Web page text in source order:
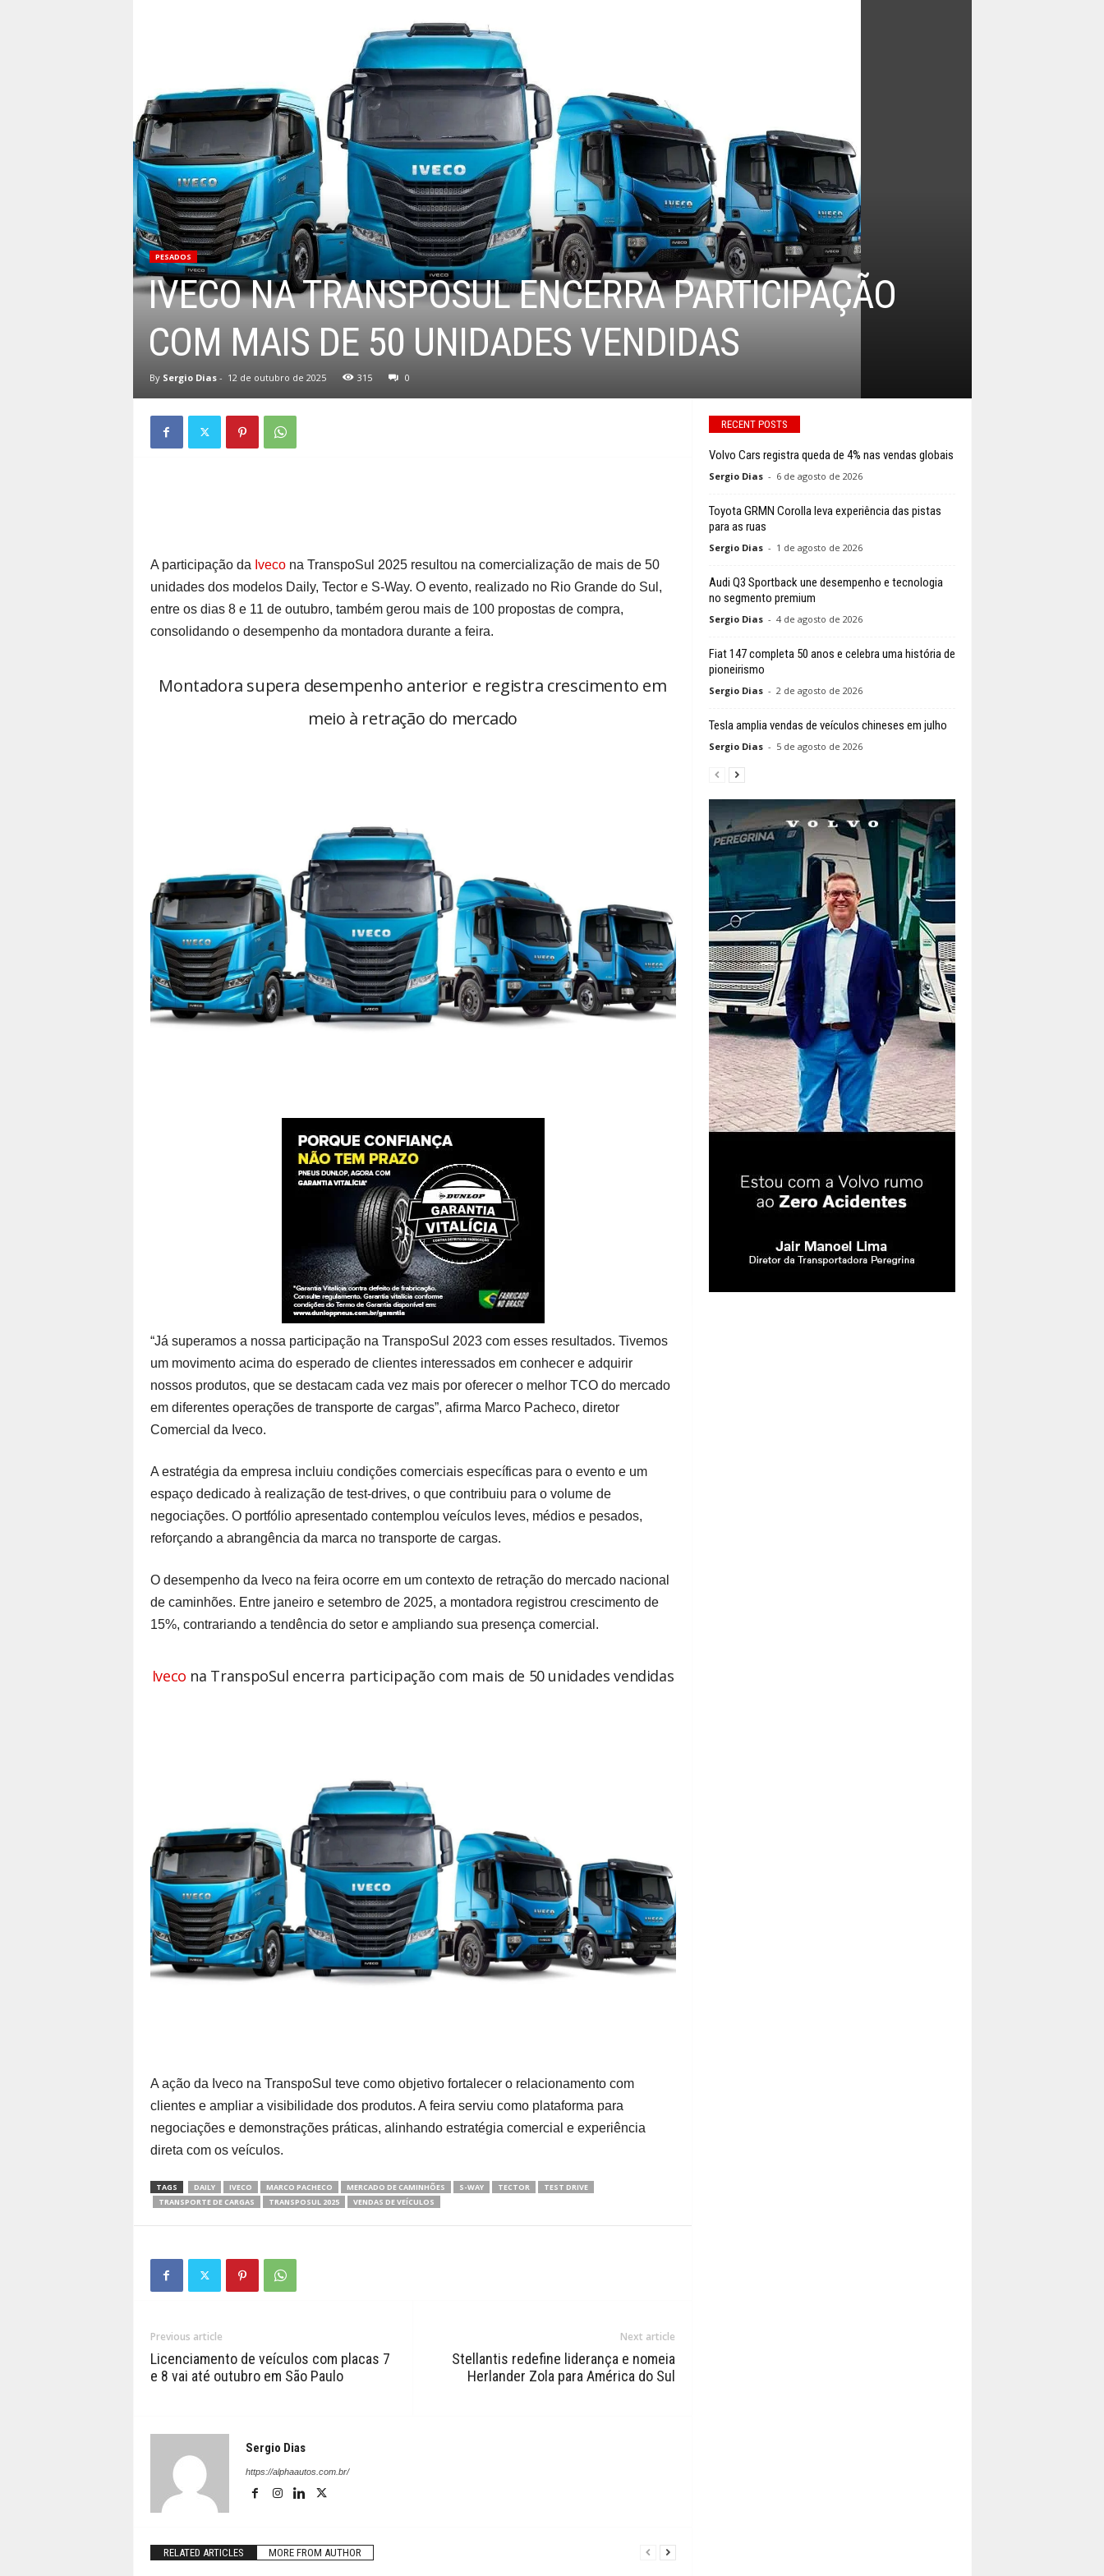
PESADOS
IVECO NA TRANSPOSUL ENCERRA PARTICIPAÇÃO
COM MAIS DE 50 UNIDADES VENDIDAS
By Sergio Dias- 12 de outubro de 2025 315 0
A participação da Ivecona TranspoSul 2025 resultou na comercialização de mais de 50
unidades dos modelos Daily, Tector e S-Way. O evento, realizado no Rio Grande do Sul,
entre os dias 8 e 11 de outubro, também gerou mais de 100 propostas de compra,
consolidando o desempenho da montadora durante a feira.
Montadora supera desempenho anterior e registra crescimento em
meio à retração do mercado
“Já superamos a nossa participação na TranspoSul 2023 com esses resultados. Tivemos
um movimento acima do esperado de clientes interessados em conhecer e adquirir
nossos produtos, que se destacam cada vez mais por oferecer o melhor TCO do mercado
em diferentes operações de transporte de cargas”, afirma Marco Pacheco, diretor
Comercial da Iveco.
A estratégia da empresa incluiu condições comerciais específicas para o evento e um
espaço dedicado à realização de test-drives, o que contribuiu para o volume de
negociações. O portfólio apresentado contemplou veículos leves, médios e pesados,
reforçando a abrangência da marca no transporte de cargas.
O desempenho da Iveco na feira ocorre em um contexto de retração do mercado nacional
de caminhões. Entre janeiro e setembro de 2025, a montadora registrou crescimento de
15%, contrariando a tendência do setor e ampliando sua presença comercial.
Iveco na TranspoSul encerra participação com mais de 50 unidades vendidas
A ação da Iveco na TranspoSul teve como objetivo fortalecer o relacionamento com
clientes e ampliar a visibilidade dos produtos. A feira serviu como plataforma para
negociações e demonstrações práticas, alinhando estratégia comercial e experiência
direta com os veículos.
TAGS DAILY IVECO MARCO PACHECO MERCADO DE CAMINHÕES S-WAY TECTOR
TEST DRIVE
TRANSPORTE DE CARGAS
TRANSPOSUL 2025 VENDAS DE VEÍCULOS
Previous article
Licenciamento de veículos com placas 7
e 8 vai até outubro em São Paulo
Next article
Stellantis redefine liderança e nomeia
Herlander Zola para América do Sul
Sergio Dias
https://alphaautos.com.br/
RELATED ARTICLES MORE FROM AUTHOR
RECENT POSTS
Volvo Cars registra queda de 4% nas vendas globais
Sergio Dias - 6 de agosto de 2026
Toyota GRMN Corolla leva experiência das pistas
para as ruas
Sergio Dias - 1 de agosto de 2026
Audi Q3 Sportback une desempenho e tecnologia
no segmento premium
Sergio Dias - 4 de agosto de 2026
Fiat 147 completa 50 anos e celebra uma história de
pioneirismo
Sergio Dias - 2 de agosto de 2026
Tesla amplia vendas de veículos chineses em julho
Sergio Dias - 5 de agosto de 2026